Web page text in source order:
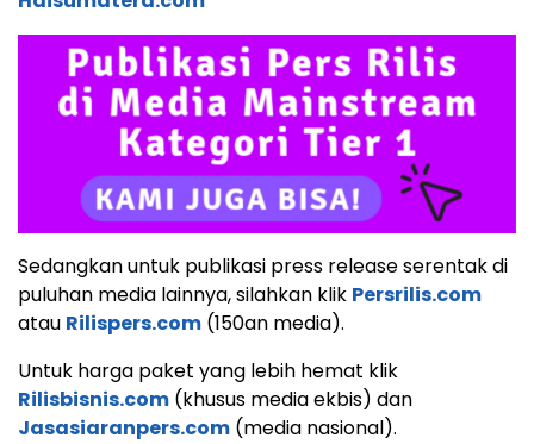
Sedangkan untuk publikasi press release serentak di
puluhan media lainnya, silahkan klik Persrilis.com
atau Rilispers.com (150an media).
Untuk harga paket yang lebih hemat klik
Rilisbisnis.com (khusus media ekbis) dan
Jasasiaranpers.com (media nasional).